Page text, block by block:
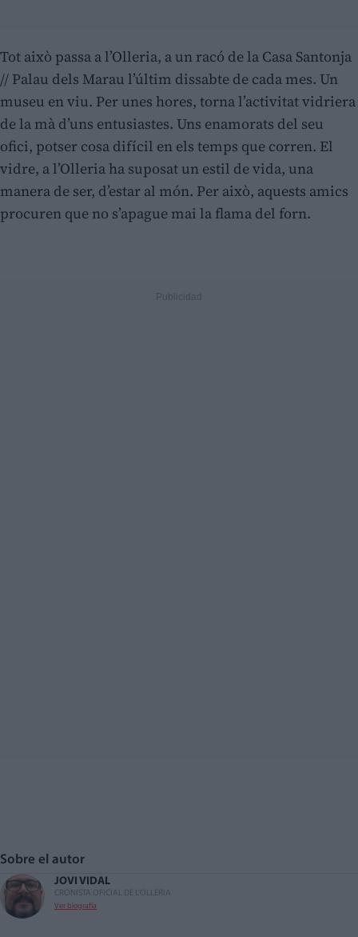
Tot això passa a l’Olleria, a un racó de la Casa Santonja
// Palau dels Marau l’últim dissabte de cada mes. Un
museu en viu. Per unes hores, torna l’activitat vidriera
de la mà d’uns entusiastes. Uns enamorats del seu
ofici, potser cosa difícil en els temps que corren. El
vidre, a l’Olleria ha suposat un estil de vida, una
manera de ser, d’estar al món. Per això, aquests amics
procuren que no s’apague mai la flama del forn.
Sobre el autor
JOVI VIDAL
CRONISTA OFICIAL DE L’OLLERIA
Ver biografía